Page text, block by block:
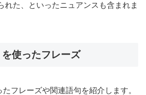
れた、といったニュアンスも含まれま
使ったフレーズ
たフレーズや関連語句を紹介します。